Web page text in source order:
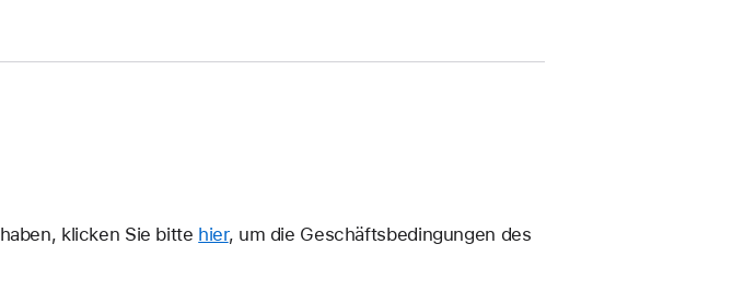
klicken Sie bitte hier, um die Geschäftsbedingungen des